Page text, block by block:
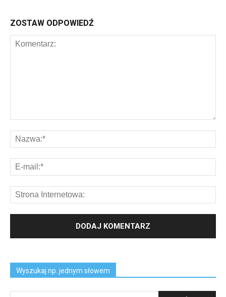
ZOSTAW ODPOWIEDŹ
Wyszukaj np. jednym słowem